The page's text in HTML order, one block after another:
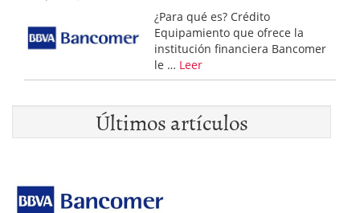
¿Para qué es? Crédito
Equipamiento que ofrece la
institución financiera Bancomer
le … Leer
Últimos artículos